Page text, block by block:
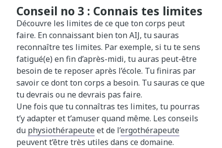
Conseil no 3 : Connais tes limites
Découvre les limites de ce que ton corps peut
faire. En connaissant bien ton AIJ, tu sauras
reconnaître tes limites. Par exemple, si tu te sens
fatigué(e) en fin d’après-midi, tu auras peut-être
besoin de te reposer après l’école. Tu finiras par
savoir ce dont ton corps a besoin. Tu sauras ce que
tu devrais ou ne devrais pas faire.
Une fois que tu connaîtras tes limites, tu pourras
t’y adapter et t’amuser quand même. Les conseils
du physiothérapeuteet de l’ergothérapeute
peuvent t’être très utiles dans ce domaine.